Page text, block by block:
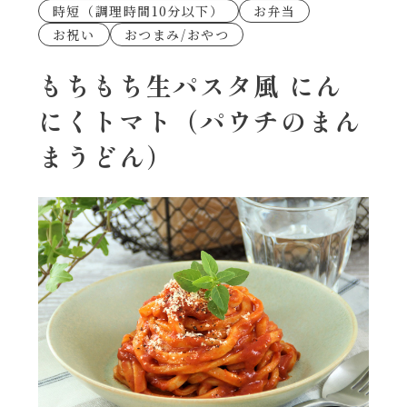
穀物類のレシピ
果実のレシピ
考えるな、二代目で炒めろ！～○○の炒め物
朝シャン（ごはん派）
朝シャン（パン派）
ヘルシー（150kcal以下）
時短（調理時間10分以下）
お弁当
お祝い
あえるハコネーゼ高菜
あえるハコネーゼミートソース
あえるハコネーゼ明太子
あえるハコネーゼナポリタン
あえるハコネーゼジェノベーゼ
あえるハコネーゼペペロンチーノ
あえるハコネーゼたらこクリーム
時短（調理時間10分以下）
お弁当
お祝い
おつまみ/おやつ
もちもち生パスタ風 にん
にくトマト（パウチのまん
まうどん）